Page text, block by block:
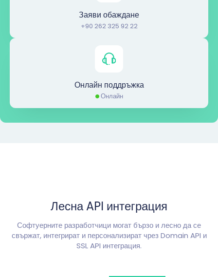
Заяви обаждане
+90 262 325 92 22
Онлайн поддръжка
Онлайн
Лесна API интеграция
Софтуерните разработчици могат бързо и лесно да се
свържат, интегрират и персонализират чрез Domain API и
SSL API интеграция.